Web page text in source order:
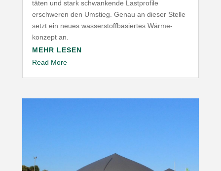
täten und stark schwan­kende Last­profile
erschweren den Umstieg. Genau an dieser Stelle
setzt ein neues wasser­stoff­ba­siertes Wärme­
konzept an.
MEHR LESEN
Read More